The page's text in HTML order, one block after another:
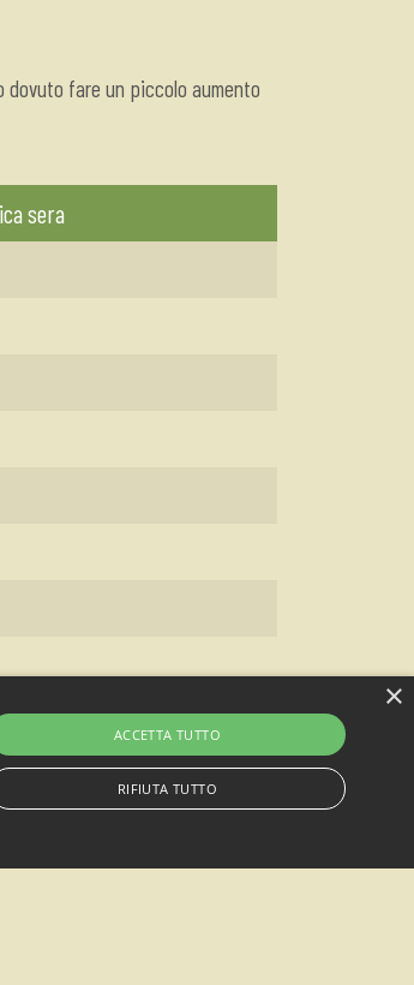
dovuto fare un piccolo aumento
sera
×
ACCETTA TUTTO
RIFIUTA TUTTO